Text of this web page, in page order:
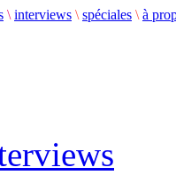
\ interviews \ spéciales \ à